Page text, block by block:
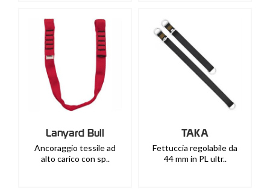
Lanyard Bull
Ancoraggio tessile ad
alto carico con sp..
TAKA
Fettuccia regolabile da
44 mm in PL ultr..